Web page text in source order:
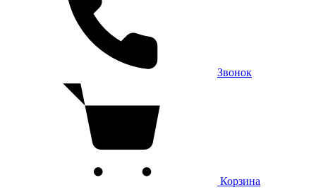
Звонок
Корзина